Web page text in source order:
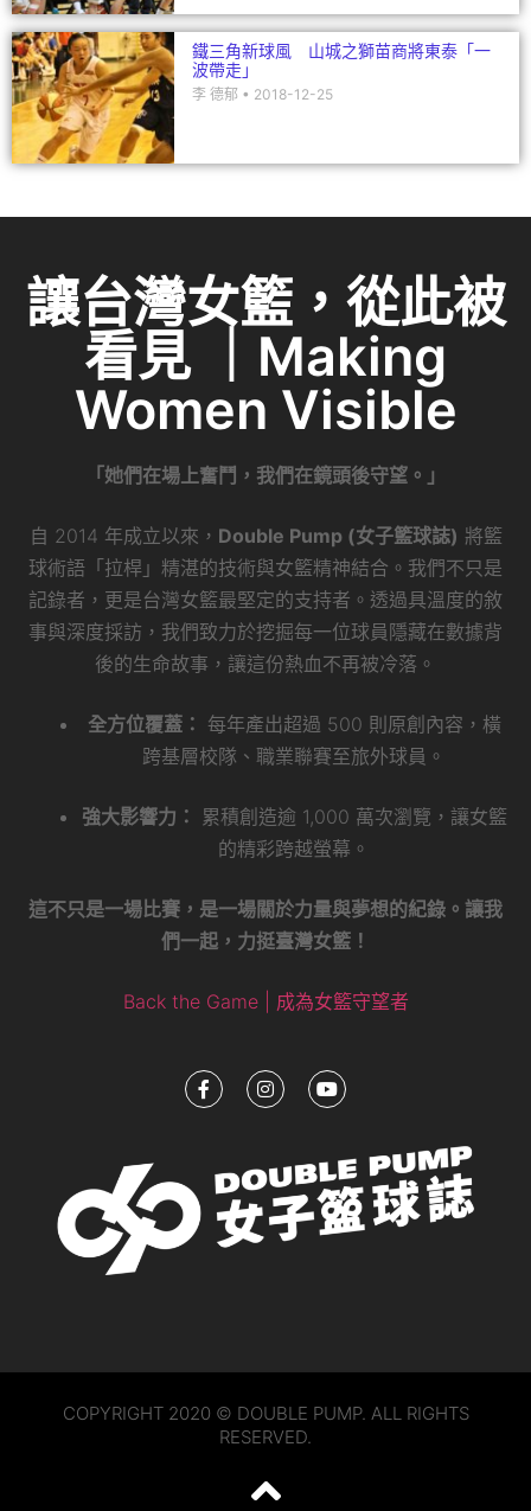
鐵三角新球風 山城之獅苗商將東泰「一
波帶走」
李 德郁 2018-12-25
讓台灣女籃，從此被
看見 ｜Making
Women Visible
「她們在場上奮鬥，我們在鏡頭後守望。」
自 2014 年成立以來， Double Pump (女子籃球誌) 將籃
球術語「拉桿」精湛的技術與女籃精神結合。我們不只是
記錄者，更是台灣女籃最堅定的支持者。透過具溫度的敘
事與深度採訪，我們致力於挖掘每一位球員隱藏在數據背
後的生命故事，讓這份熱血不再被冷落。
全方位覆蓋： 每年產出超過 500 則原創內容，橫
跨基層校隊、職業聯賽至旅外球員。
強大影響力：
累積創造逾 1,000 萬次瀏覽，讓女籃
的精彩跨越螢幕。
這不只是一場比賽，是一場關於力量與夢想的紀錄。讓我
們一起，力挺臺灣女籃！
Back the Game | 成為女籃守望者
COPYRIGHT 2020 © DOUBLE PUMP. ALL RIGHTS
RESERVED.